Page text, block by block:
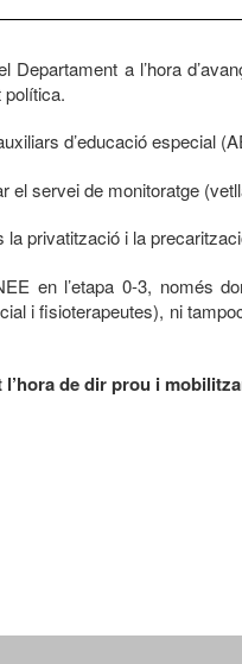
Departament a l’hora
política.
d’educació especial
el servei de monitoratge
privatització i la
en l’etapa 0-3, només
i fisioterapeutes), ni
l’hora de dir prou i